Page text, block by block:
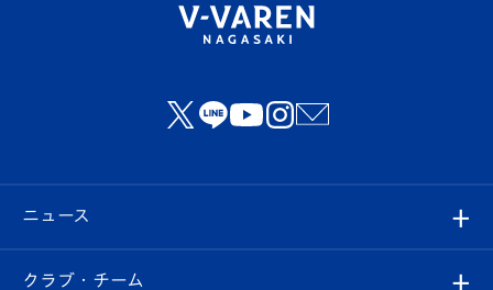
ニュース
すべて
クラブ・チーム